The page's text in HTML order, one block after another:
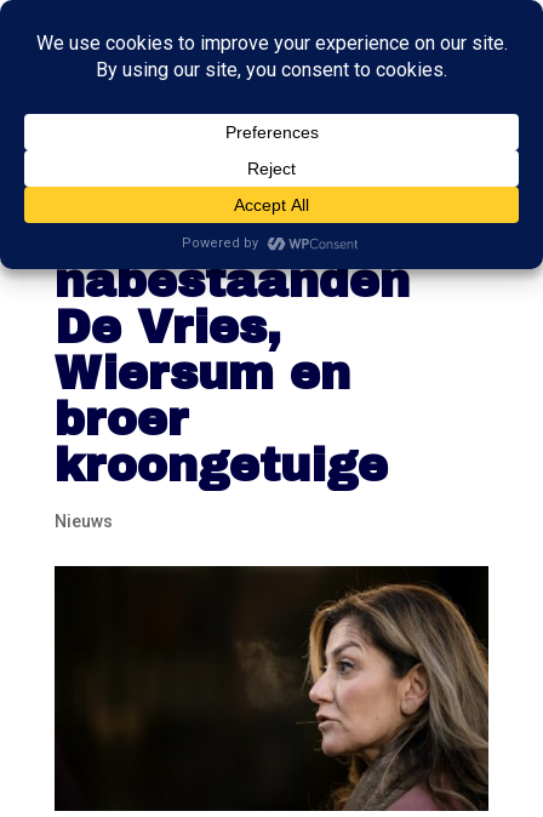
Kabinet maakt
excuses aan
nabestaanden
De Vries,
Wiersum en
broer
kroongetuige
Nieuws